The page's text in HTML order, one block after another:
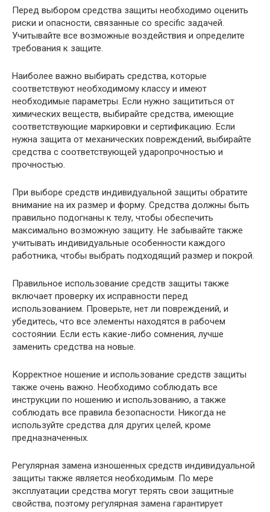
Перед выбором средства защиты необходимо оценить
риски и опасности, связанные со specific задачей.
Учитывайте все возможные воздействия и определите
требования к защите.
Наиболее важно выбирать средства, которые
соответствуют необходимому классу и имеют
необходимые параметры. Если нужно защититься от
химических веществ, выбирайте средства, имеющие
соответствующие маркировки и сертификацию. Если
нужна защита от механических повреждений, выбирайте
средства с соответствующей ударопрочностью и
прочностью.
При выборе средств индивидуальной защиты обратите
внимание на их размер и форму. Средства должны быть
правильно подогнаны к телу, чтобы обеспечить
максимально возможную защиту. Не забывайте также
учитывать индивидуальные особенности каждого
работника, чтобы выбрать подходящий размер и покрой.
Правильное использование средств защиты также
включает проверку их исправности перед
использованием. Проверьте, нет ли повреждений, и
убедитесь, что все элементы находятся в рабочем
состоянии. Если есть какие-либо сомнения, лучше
заменить средства на новые.
Корректное ношение и использование средств защиты
также очень важно. Необходимо соблюдать все
инструкции по ношению и использованию, а также
соблюдать все правила безопасности. Никогда не
используйте средства для других целей, кроме
предназначенных.
Регулярная замена изношенных средств индивидуальной
защиты также является необходимым. По мере
эксплуатации средства могут терять свои защитные
свойства, поэтому регулярная замена гарантирует